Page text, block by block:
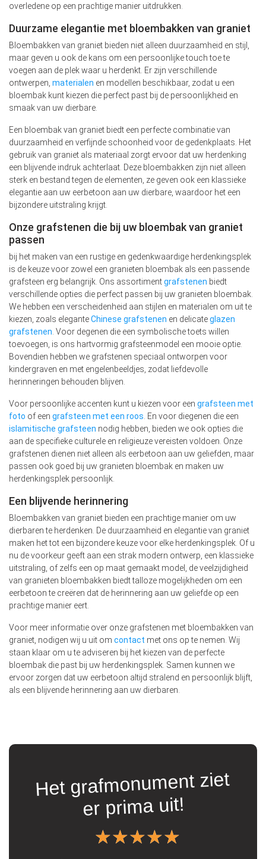
overledene op een prachtige manier uitdrukken.
Duurzame elegantie met bloembakken van graniet
Bloembakken van graniet bieden niet alleen duurzaamheid en stijl,
maar geven u ook de kans om een persoonlijke touch toe te
voegen aan de plek waar u herdenkt. Er zijn verschillende
ontwerpen, materialen en modellen beschikbaar, zodat u een
bloembak kunt kiezen die perfect past bij de persoonlijkheid en
smaak van uw dierbare.
Een bloembak van graniet biedt een perfecte combinatie van
duurzaamheid en verfijnde schoonheid voor de gedenkplaats. Het
gebruik van graniet als materiaal zorgt ervoor dat uw herdenking
een blijvende indruk achterlaat. Deze bloembakken zijn niet alleen
sterk en bestand tegen de elementen, ze geven ook een klassieke
elegantie aan uw eerbetoon aan uw dierbare, waardoor het een
bijzondere uitstraling krijgt.
Onze grafstenen die bij uw bloembak van graniet
passen
bij het maken van een rustige en gedenkwaardige herdenkingsplek
is de keuze voor zowel een granieten bloembak als een passende
grafsteen erg belangrijk. Ons assortimentgrafstenen biedt
verschillende opties die perfect passen bij uw granieten bloembak.
We hebben een verscheidenheid aan stijlen en materialen om uit te
kiezen, zoals eleganteChinese grafstenen en delicateglazen
grafstenen. Voor degenen die een symbolische toets willen
toevoegen, is ons hartvormig grafsteenmodel een mooie optie.
Bovendien hebben we grafstenen speciaal ontworpen voor
kindergraven en met engelenbeeldjes, zodat liefdevolle
herinneringen behouden blijven.
Voor persoonlijke accenten kunt u kiezen voor een grafsteen met
foto of een grafsteen met een roos. En voor diegenen die een
islamitische grafsteen nodig hebben, bieden we ook opties die
aan de specifieke culturele en religieuze vereisten voldoen. Onze
grafstenen dienen niet alleen als eerbetoon aan uw geliefden, maar
passen ook goed bij uw granieten bloembak en maken uw
herdenkingsplek persoonlijk.
Een blijvende herinnering
Bloembakken van graniet bieden een prachtige manier om uw
dierbaren te herdenken. De duurzaamheid en elegantie van graniet
maken het tot een bijzondere keuze voor elke herdenkingsplek. Of u
nu de voorkeur geeft aan een strak modern ontwerp, een klassieke
uitstraling, of zelfs een op maat gemaakt model, de veelzijdigheid
van granieten bloembakken biedt talloze mogelijkheden om een
eerbetoon te creëren dat de herinnering aan uw geliefde op een
prachtige manier eert.
Voor meer informatie over onze grafstenen met bloembakken van
graniet, nodigen wij u uit om contact met ons op te nemen. Wij
staan klaar om u te adviseren bij het kiezen van de perfecte
bloembak die past bij uw herdenkingsplek. Samen kunnen we
ervoor zorgen dat uw eerbetoon altijd stralend en persoonlijk blijft,
als een blijvende herinnering aan uw dierbaren.
Het grafmonument ziet
er prima uit!
★★★★★
★★★★★